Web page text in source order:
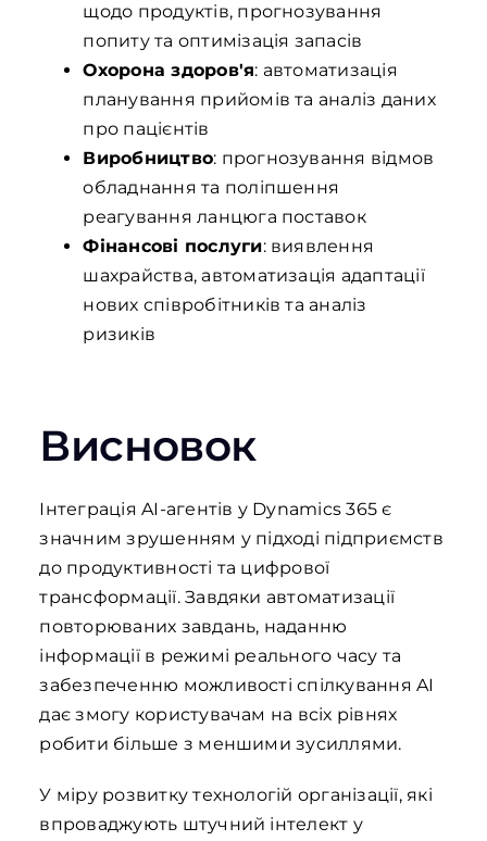
щодо продуктів, прогнозування
попиту та оптимізація запасів
Охорона здоров'я: автоматизація
планування прийомів та аналіз даних
про пацієнтів
Виробництво: прогнозування відмов
обладнання та поліпшення
реагування ланцюга поставок
Фінансові послуги: виявлення
шахрайства, автоматизація адаптації
нових співробітників та аналіз
ризиків
Висновок
Інтеграція AI-агентів у Dynamics 365 є
значним зрушенням у підході підприємств
до продуктивності та цифрової
трансформації. Завдяки автоматизації
повторюваних завдань, наданню
інформації в режимі реального часу та
забезпеченню можливості спілкування AI
дає змогу користувачам на всіх рівнях
робити більше з меншими зусиллями.
У міру розвитку технологій організації, які
впроваджують штучний інтелект у